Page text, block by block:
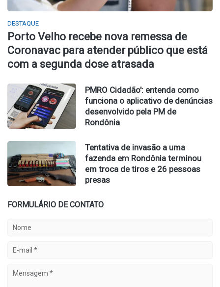
DESTAQUE
Porto Velho recebe nova remessa de
Coronavac para atender público que está
com a segunda dose atrasada
PMRO Cidadão': entenda como
funciona o aplicativo de denúncias
desenvolvido pela PM de
Rondônia
Tentativa de invasão a uma
fazenda em Rondônia terminou
em troca de tiros e 26 pessoas
presas
FORMULÁRIO DE CONTATO